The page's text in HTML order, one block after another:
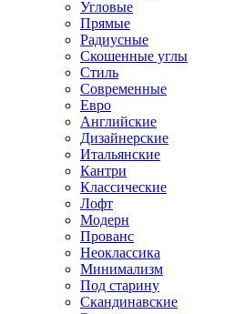
Угловые
Прямые
Радиусные
Скошенные углы
Стиль
Современные
Евро
Английские
Дизайнерские
Итальянские
Кантри
Классические
Лофт
Модерн
Прованс
Неоклассика
Минимализм
Под старину
Скандинавские